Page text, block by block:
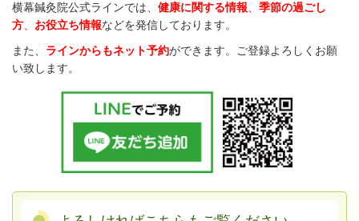
横幕鍼灸院公式ラインでは、 健康に関する情報、 季節の過ごし
方、 お役立ち情報などを発信しております。
また、 ラインからもネット予約ができます。ご登録よろしくお願
い致します。